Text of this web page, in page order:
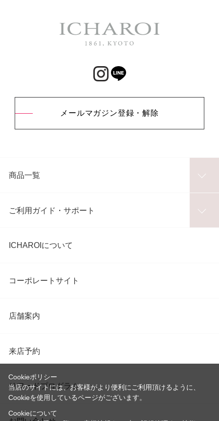
メールマガジン登録・解除
商品一覧
ご利用ガイド・サポート
ICHAROIについて
コーポレートサイト
店舗案内
来店予約
リワードプログラム
Cookieポリシー
当店のサイトには、お客様がより便利にご利用頂けるように、
Cookieを使用しているページがございます。
Cookieについて